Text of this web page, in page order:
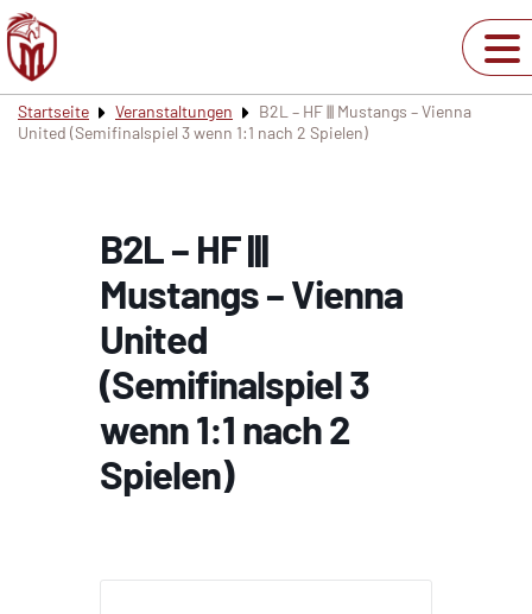
Startseite Veranstaltungen
B2L – HF ||| Mustangs – Vienna
United (Semifinalspiel 3 wenn 1:1 nach 2 Spielen)
B2L – HF |||
Mustangs – Vienna
United
(Semifinalspiel 3
wenn 1:1 nach 2
Spielen)